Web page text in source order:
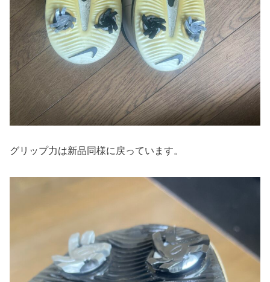
グリップ力は新品同様に戻っています。